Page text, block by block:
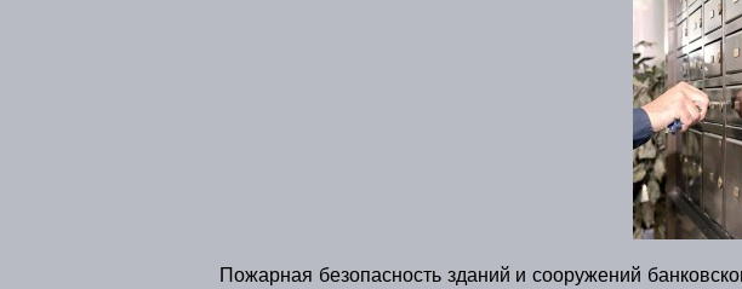
Пожарная безопасность зданий и сооружений